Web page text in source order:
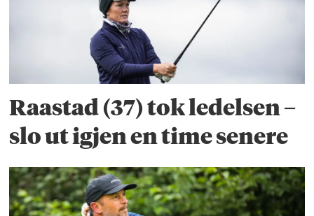
Raastad (37) tok ledelsen –
slo ut igjen en time senere